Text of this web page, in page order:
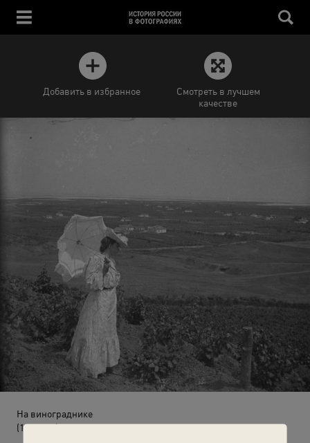
Добавить в избранное
Смотреть в лучшем
качестве
На винограднике
(1903 год)